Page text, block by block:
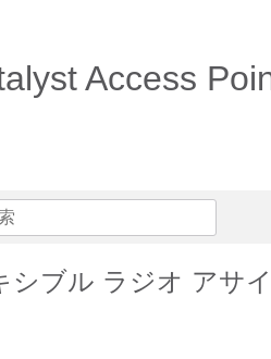
Access
ブル ラジオ アサ